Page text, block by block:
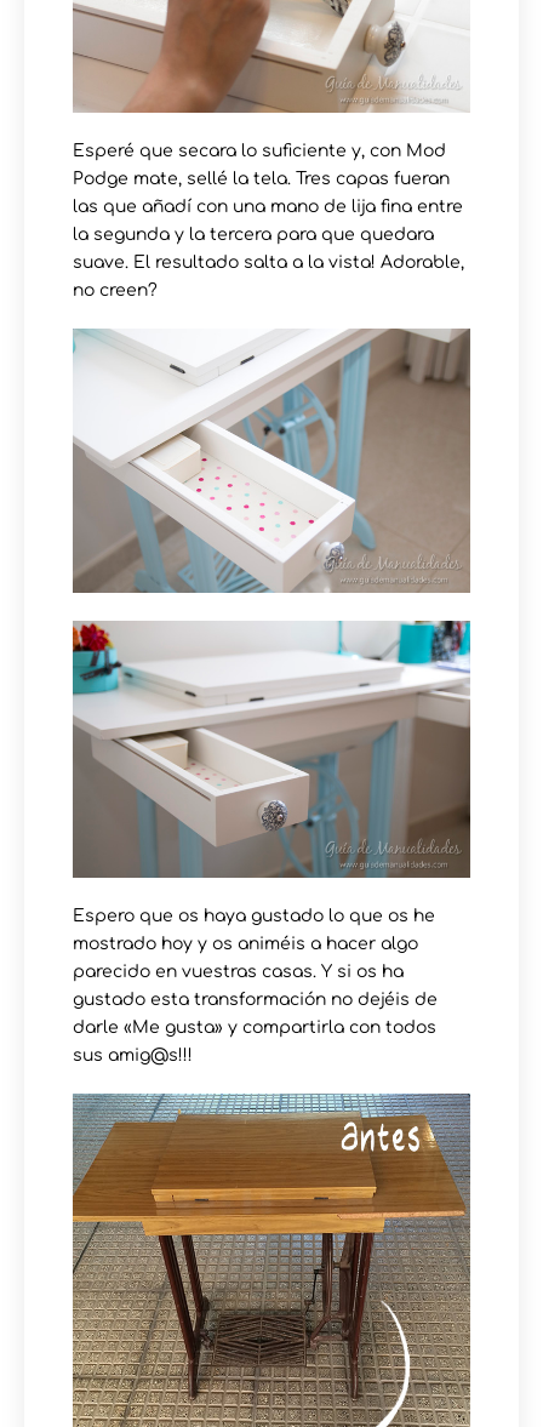
Esperé que secara lo suficiente y, con Mod
Podge mate, sellé la tela. Tres capas fueran
las que añadí con una mano de lija fina entre
la segunda y la tercera para que quedara
suave. El resultado salta a la vista! Adorable,
no creen?
Espero que os haya gustado lo que os he
mostrado hoy y os animéis a hacer algo
parecido en vuestras casas. Y si os ha
gustado esta transformación no dejéis de
darle «Me gusta» y compartirla con todos
sus amig@s!!!